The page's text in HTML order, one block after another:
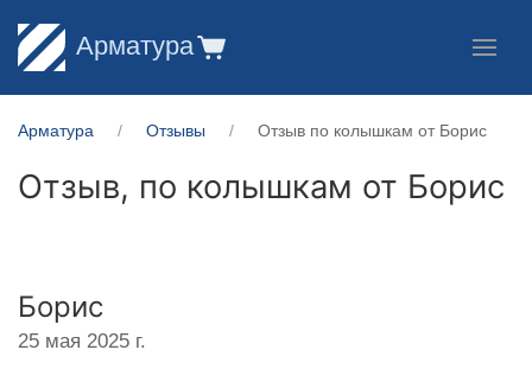
Арматура
Арматура Отзывы Отзыв по колышкам от Борис
Отзыв, по колышкам от Борис
Борис
25 мая 2025 г.